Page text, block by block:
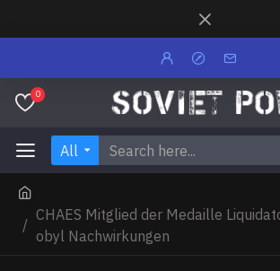
0
All
CHAES Mitglied der Medaille
obyl Nachwirkungen